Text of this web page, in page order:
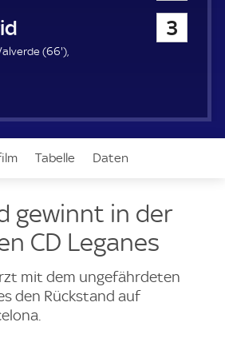
3
(66'6
t
)
Tabelle Daten
gewinnt in der
CD Leganes
mit dem ungefährdeten
den Rückstand auf